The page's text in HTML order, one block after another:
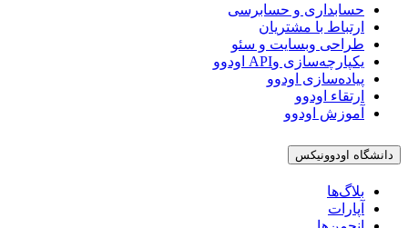
حسابداری و حسابرسی
ارتباط با مشتریان
طراحی وبسایت و سئو
یکپارچه‌سازی وAPI اودوو
پیاده‌سازی اودوو
ارتقاء اودوو
آموزش اودوو
دانشگاه اودوونیکس
بلاگ‌ها
آپارات